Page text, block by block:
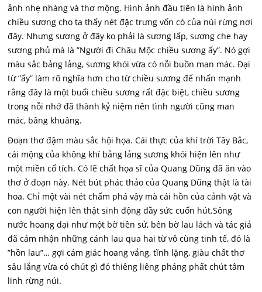
ảnh nhẹ nhàng và thơ mộng. Hình ảnh đầu tiên là hình ảnh
chiều sương cho ta thấy nét đặc trưng vốn có của núi rừng nơi
đây. Nhưng sương ở đây ko phải là sương lấp, sương che hay
sương phủ mà là ”Người đi Châu Mộc chiều sương ấy”. Nó gợi
màu sắc bảng lảng, sương khói vừa có nỗi buồn man mác. Đại
từ ”ấy” làm rõ nghĩa hơn cho từ chiều sương để nhấn mạnh
rằng đây là một buổi chiều sương rất đặc biệt, chiều sương
trong nỗi nhớ đã thành kỷ niệm nên tình người cũng man
mác, bâng khuâng.
Đoạn thơ đậm màu sắc hội họa. Cái thực của khí trời Tây Bắc,
cái mộng của không khí bảng lảng sương khói hiện lên như
một miền cổ tích. Có lẽ chất họa sĩ của Quang Dũng đã ăn vào
thơ ở đoạn này. Nét bút phác thảo của Quang Dũng thật là tài
hoa. Chỉ một vài nét chấm phá vậy mà cái hồn của cảnh vật và
con người hiện lên thật sinh động đầy sức cuốn hút.Sông
nước hoang dại như một bờ tiền sử, bên bờ lau lách và tác giả
đã cảm nhận những cánh lau qua hai từ vô cùng tinh tế, đó là
”hồn lau”… gợi cảm giác hoang vắng, tĩnh lặng, giàu chất thơ
sâu lắng vừa có chút gì đó thiêng liêng phảng phất chút tâm
linh rừng núi.